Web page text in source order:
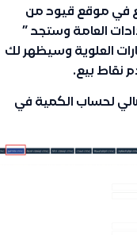
في موقع قيود من
العامة وستجد ”
العلوية وسيظهر لك
نقاط بيع.
لحساب الكمية في